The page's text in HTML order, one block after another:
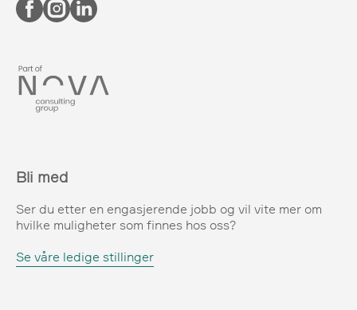
Bli med
Ser du etter en engasjerende jobb og vil vite mer om
hvilke muligheter som finnes hos oss?
Se våre ledige stillinger